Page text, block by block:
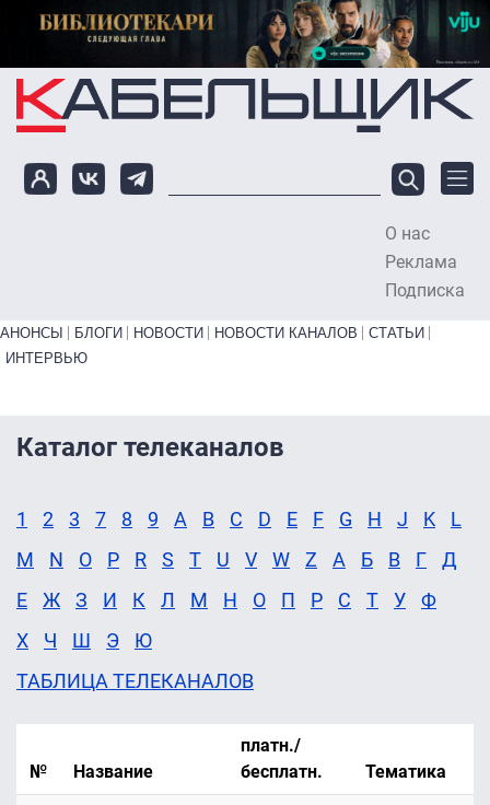
Перейти к основному содержанию
О нас
Реклама
Подписка
Primary links bottom
АНОНСЫ БЛОГИ НОВОСТИ НОВОСТИ КАНАЛОВ
СТАТЬИ
ИНТЕРВЬЮ
Каталог телеканалов
1 2 3 7 8 9 A B C D E F G H J K
L
M
N O P R S T U V W Z А Б В Г
Д
Е
Ж З И К Л М Н О П Р С Т У
Ф
Х
Ч Ш Э
Ю
ТАБЛИЦА ТЕЛЕКАНАЛОВ
№ Название
платн./
бесплатн.
Тематика